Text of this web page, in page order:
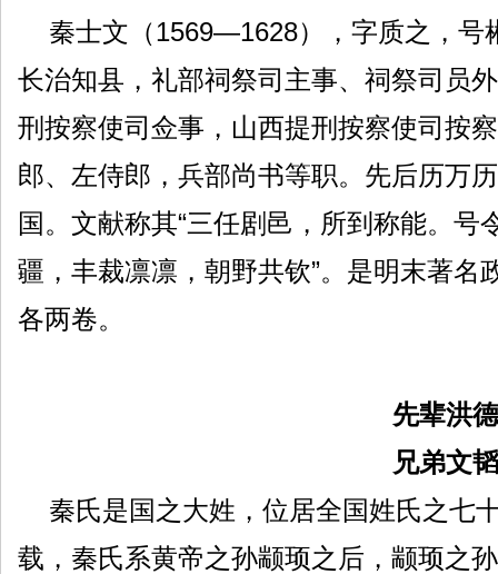
秦士文（1569—1628），字质之，号
长治知县，礼部祠祭司主事、祠祭司员
刑按察使司佥事，山西提刑按察使司按
郎、左侍郎，兵部尚书等职。先后历万
国。文献称其“三任剧邑，所到称能。号
疆，丰裁凛凛，朝野共钦”。是明末著
各两卷。
先辈洪
兄弟文
秦氏是国之大姓，位居全国姓氏之七
载，秦氏系黄帝之孙颛顼之后，颛顼之